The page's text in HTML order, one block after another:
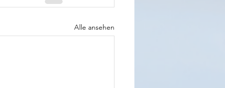
Alle ansehen